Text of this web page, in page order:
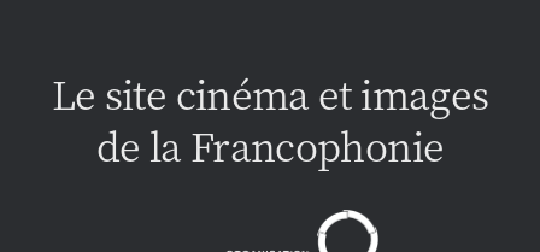
Le site cinéma et images
de la Francophonie